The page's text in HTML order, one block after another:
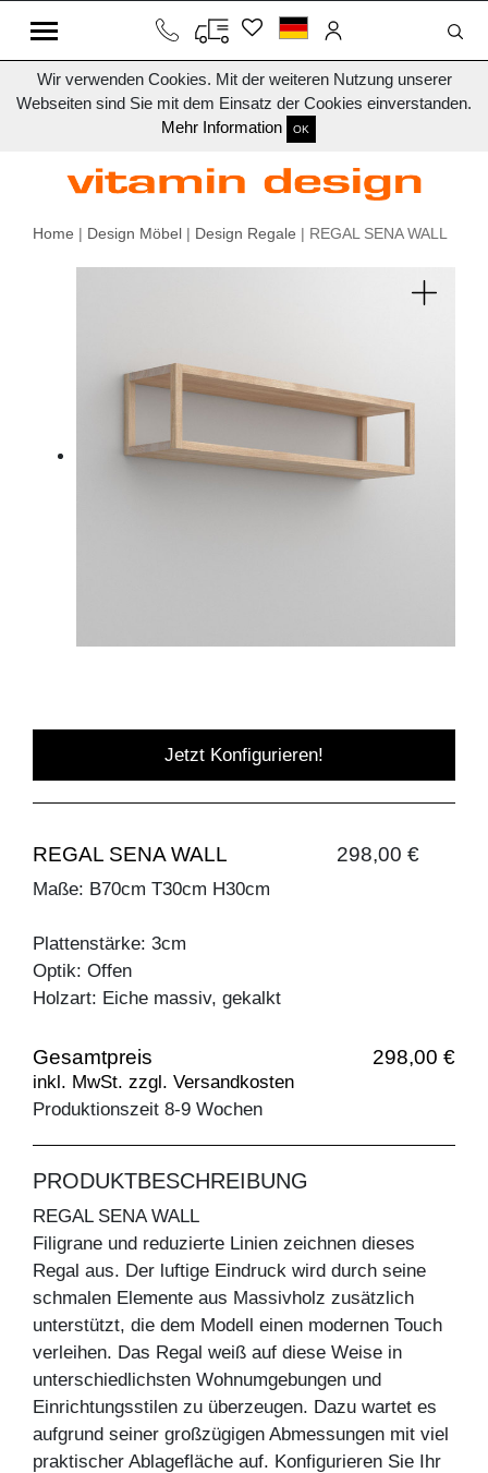
Wir verwenden Cookies. Mit der weiteren Nutzung unserer
Webseiten sind Sie mit dem Einsatz der Cookies einverstanden.
Mehr Information
OK
Home | Design Möbel | Design Regale | REGAL SENA WALL
Jetzt Konfigurieren!
REGAL SENA WALL 298,00 €
Maße: B70cm T30cm H30cm
Plattenstärke: 3cm
Optik: Offen
Holzart: Eiche massiv, gekalkt
Gesamtpreis 298,00 €
inkl. MwSt. zzgl. Versandkosten
Produktionszeit 8-9 Wochen
PRODUKTBESCHREIBUNG
REGAL SENA WALL
Filigrane und reduzierte Linien zeichnen dieses
Regal aus. Der luftige Eindruck wird durch seine
schmalen Elemente aus Massivholz zusätzlich
unterstützt, die dem Modell einen modernen Touch
verleihen. Das Regal weiß auf diese Weise in
unterschiedlichsten Wohnumgebungen und
Einrichtungsstilen zu überzeugen. Dazu wartet es
aufgrund seiner großzügigen Abmessungen mit viel
praktischer Ablagefläche auf. Konfigurieren Sie Ihr